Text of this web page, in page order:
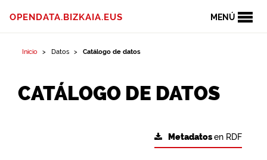
MENÚ
OPENDATA.BIZKAIA.EUS
Inicio Datos Catálogo de datos
CATÁLOGO DE DATOS
Metadatosen RDF